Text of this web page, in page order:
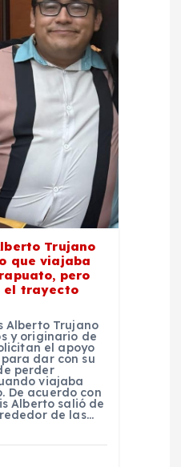
Trujano
que viajaba
pero
el trayecto
Alberto Trujano
y originario de
el apoyo
dar con su
perder
viajaba
De acuerdo con
Alberto salió de
de las…